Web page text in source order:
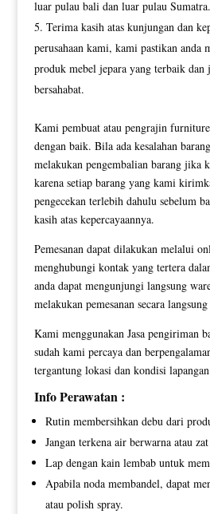
luar pulau bali dan luar pulau Sumatra.
Terima kasih atas kunjungan dan
perusahaan kami, kami pastikan anda
produk mebel jepara yang terbaik dan
bersahabat.
Kami pembuat atau pengrajin
dengan baik. Bila ada kesalahan
melakukan pengembalian barang jika
karena setiap barang yang kami
pengecekan terlebih dahulu sebelum
kasih atas kepercayaannya.
Pemesanan dapat dilakukan melalui
menghubungi kontak yang tertera
anda dapat mengunjungi langsung
melakukan pemesanan secara
Kami menggunakan Jasa pengiriman
sudah kami percaya dan
tergantung lokasi dan kondisi
Info Perawatan :
Rutin membersihkan debu dari
Jangan terkena air berwarna atau
Lap dengan kain lembab untuk
Apabila noda membandel, dapat
atau polish spray.